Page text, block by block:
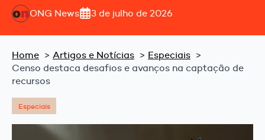
ONG News 3 de julho de 2026
Home Artigos e Notícias
Especiais
Censo destaca desafios e avanços na captação de
recursos
Especiais